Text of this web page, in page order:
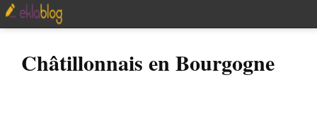
Châtillonnais en Bourgogne